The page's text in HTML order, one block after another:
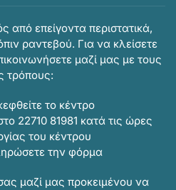
από επείγοντα περιστατικά,
ραντεβού. Για να κλείσετε
μαζί μας με τους
τρόπους:
το κέντρο
22710 81981 κατά τις ώρες
του κέντρου
την φόρμα
μαζί μας προκειμένου να